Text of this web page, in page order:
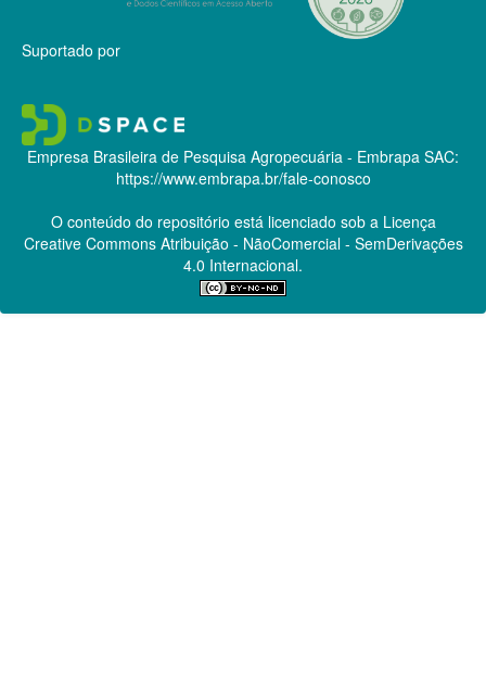
Suportado por
Empresa Brasileira de Pesquisa Agropecuária - Embrapa SAC:
https://www.embrapa.br/fale-conosco
O conteúdo do repositório está licenciado sob a Licença
Creative CommonsAtribuição - NãoComercial - SemDerivações
4.0 Internacional.